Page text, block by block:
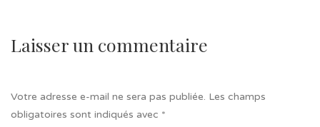
Laisser un commentaire
Votre adresse e-mail ne sera pas publiée. Les champs
obligatoires sont indiqués avec *